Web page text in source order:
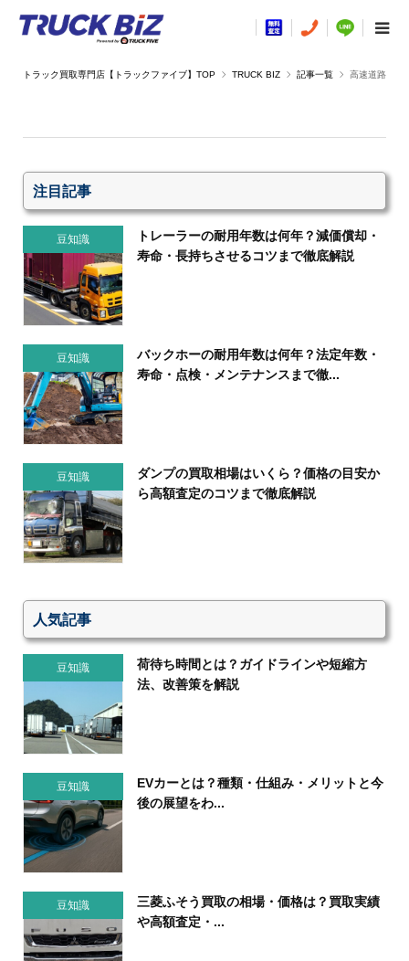
TRUCK BIZ 記事一覧 高速道路
注目記事
豆知識
トレーラーの耐用年数は何年？減価償却・
寿命・長持ちさせるコツまで徹底解説
豆知識
バックホーの耐用年数は何年？法定年数・
寿命・点検・メンテナンスまで徹...
豆知識
ダンプの買取相場はいくら？価格の目安か
ら高額査定のコツまで徹底解説
人気記事
豆知識
荷待ち時間とは？ガイドラインや短縮方
法、改善策を解説
豆知識
EVカーとは？種類・仕組み・メリットと今
後の展望をわ...
豆知識
三菱ふそう買取の相場・価格は？買取実績
や高額査定・...